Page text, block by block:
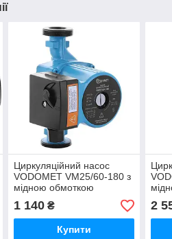
Циркуляційний насос
VODOMET VM25/60-180 з
мідною обмоткою
1 140₴
Купити
2